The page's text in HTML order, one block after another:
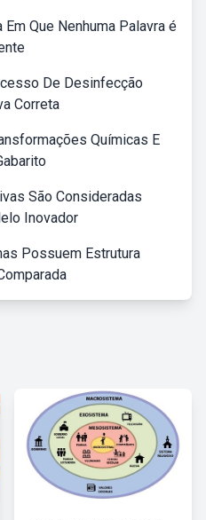
Que Nenhuma Palavra é
De Desinfecção
Correta
Químicas E
São Consideradas
Inovador
Possuem Estrutura